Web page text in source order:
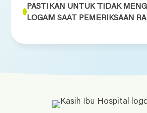
PASTIKAN UNTUK TIDAK
LOGAM SAAT PEMERIKSAAN
KIH Denpasar, KIH Kedonganan,